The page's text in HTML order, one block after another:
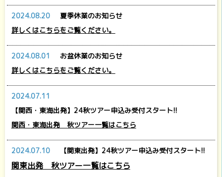
2024.08.20
夏季休業のお知らせ
詳しくはこちらをご覧ください。
2024.08.01
お盆休業のお知らせ
詳しくはこちらをご覧ください。
2024.07.11
【関西・東海出発】24秋ツアー申込み受付スタート!!
関西・東海出発 秋ツアー一覧はこちら
2024.07.10 【関東出発】24秋ツアー申込み受付スタート!!
関東出発 秋ツアー一覧はこちら